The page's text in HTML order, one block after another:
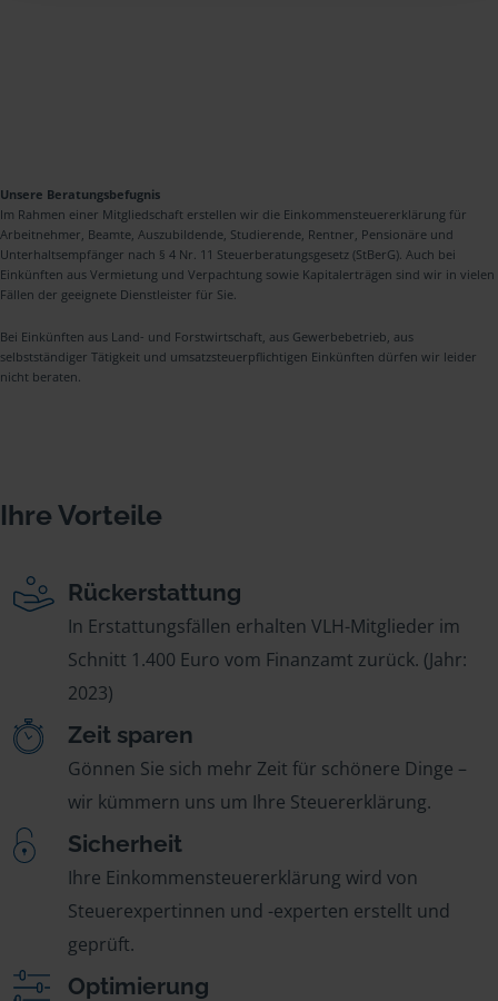
Unsere Beratungsbefugnis
Im Rahmen einer Mitgliedschaft erstellen wir die Einkommensteuererklärung für
Arbeitnehmer, Beamte, Auszubildende, Studierende, Rentner, Pensionäre und
Unterhaltsempfänger nach § 4 Nr. 11 Steuerberatungsgesetz (StBerG). Auch bei
Einkünften aus Vermietung und Verpachtung sowie Kapitalerträgen sind wir in vielen
Fällen der geeignete Dienstleister für Sie.
Bei Einkünften aus Land- und Forstwirtschaft, aus Gewerbebetrieb, aus
selbstständiger Tätigkeit und umsatzsteuerpflichtigen Einkünften dürfen wir leider
nicht beraten.
Ihre Vorteile
Rückerstattung
In Erstattungsfällen erhalten VLH-Mitglieder im
Schnitt 1.400 Euro vom Finanzamt zurück. (Jahr:
2023)
Zeit sparen
Gönnen Sie sich mehr Zeit für schönere Dinge –
wir kümmern uns um Ihre Steuererklärung.
Sicherheit
Ihre Einkommensteuererklärung wird von
Steuerexpertinnen und -experten erstellt und
geprüft.
Optimierung